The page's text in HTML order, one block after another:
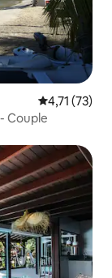
Évaluation
4,71 (73)
Couple